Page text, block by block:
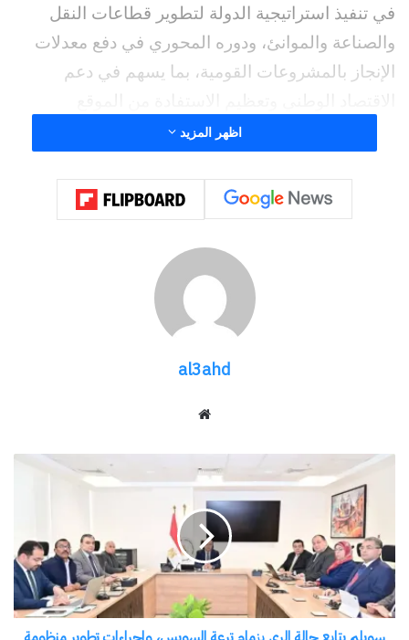
في تنفيذ استراتيجية الدولة لتطوير قطاعات النقل
والصناعة والموانئ، ودوره المحوري في دفع معدلات
الإنجاز بالمشروعات القومية، بما يسهم في دعم
الجغرافي المتميز لمصر.
وتناول اللقاء متابعة المشروعات القومية الجاري
تنفيذها بالمحافظة، ودعم المناطق الصناعية، إلى جانب
وتعزيز دورها في دعم حركة التجارة والخدمات
اللوجستية، بما يتماشى مع رؤية مصر 2030.
مرتبط
اظهر المزيد
al3ahd
سويلم
الري
بزمام
ترعة
السويس،